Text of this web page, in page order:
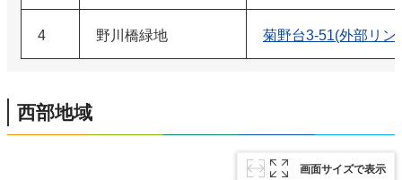
4 野川橋緑地 菊野台3-51(外部リン
西部地域
画面サイズで表示